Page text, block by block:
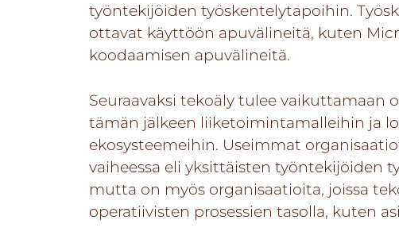
työntekijöiden työskentelytapoihin.
ottavat käyttöön apuvälineitä, kuten
koodaamisen apuvälineitä.
Seuraavaksi tekoäly tulee vaikuttamaan
tämän jälkeen liiketoimintamalleihin ja
ekosysteemeihin. Useimmat
vaiheessa eli yksittäisten työntekijöiden
mutta on myös organisaatioita, joissa
operatiivisten prosessien tasolla, kuten